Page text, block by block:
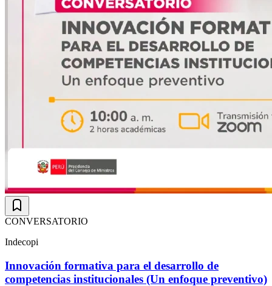
CONVERSATORIO
Indecopi
Innovación formativa para el desarrollo de
competencias institucionales (Un enfoque preventivo)